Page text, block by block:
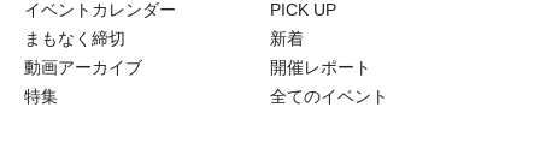
イベントカレンダー
PICK UP
まもなく締切
新着
動画アーカイブ
開催レポート
特集
全てのイベント